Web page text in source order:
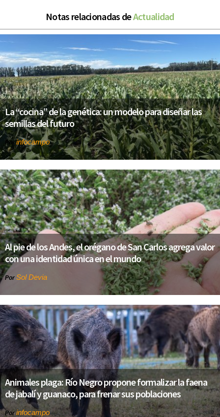
Notas relacionadas deActualidad
La “cocina” de la genética: un modelo para diseñar las
semillas del futuro
Por infocampo
Al pie de los Andes, el orégano de San Carlos agrega valor
con una identidad única en el mundo
Por Sol Devia
Animales plaga: Río Negro propone formalizar la faena
de jabalí y guanaco, para frenar sus poblaciones
Porinfocampo